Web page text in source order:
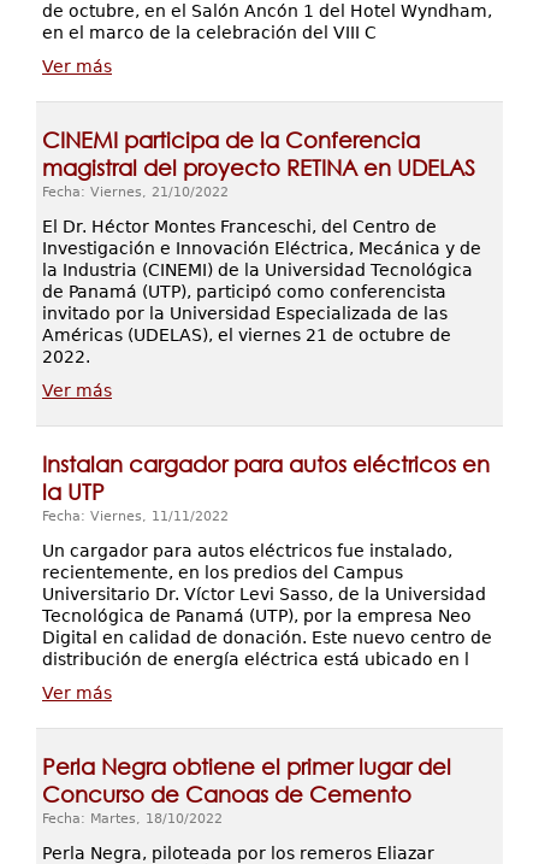
de octubre, en el Salón Ancón 1 del Hotel Wyndham,
en el marco de la celebración del VIII C
Ver más
CINEMI participa de la Conferencia
magistral del proyecto RETINA en UDELAS
Fecha: Viernes, 21/10/2022
El Dr. Héctor Montes Franceschi, del Centro de
Investigación e Innovación Eléctrica, Mecánica y de
la Industria (CINEMI) de la Universidad Tecnológica
de Panamá (UTP), participó como conferencista
invitado por la Universidad Especializada de las
Américas (UDELAS), el viernes 21 de octubre de
2022.
Ver más
Instalan cargador para autos eléctricos en
la UTP
Fecha: Viernes, 11/11/2022
Un cargador para autos eléctricos fue instalado,
recientemente, en los predios del Campus
Universitario Dr. Víctor Levi Sasso, de la Universidad
Tecnológica de Panamá (UTP), por la empresa Neo
Digital en calidad de donación. Este nuevo centro de
distribución de energía eléctrica está ubicado en l
Ver más
Perla Negra obtiene el primer lugar del
Concurso de Canoas de Cemento
Fecha: Martes, 18/10/2022
Perla Negra, piloteada por los remeros Eliazar